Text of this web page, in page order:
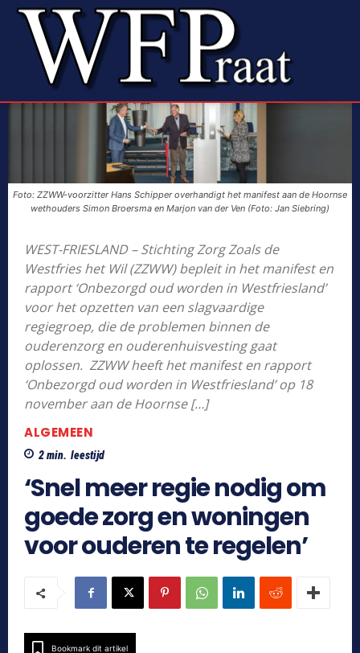
Foto: ZZWW-voorzitter Hans Schipper overhandigt het manifest aan de Hoornse
wethouders Simon Broersma en Marjon van der Ven (Foto: Jan Siebring)
WEST-FRIESLAND – Stichting Zorg Zoals de
Westfries het Wil (ZZWW) bepleit in het manifest en
rapport ‘Onbezorgd oud worden in Westfriesland’
voor het opzetten van een slagvaardige
regiegroep, die de problemen binnen de
ouderenzorg en ouderenhuisvesting gaat
oplossen. ZZWW heeft het manifest en rapport
‘Onbezorgd oud worden in Westfriesland’ op 18
november aan de Hoornse […]
ALGEMEEN
2min. leestijd
‘Snel meer regie nodig om
goede zorg en woningen
voor ouderen te regelen’
Bookmark dit artikel